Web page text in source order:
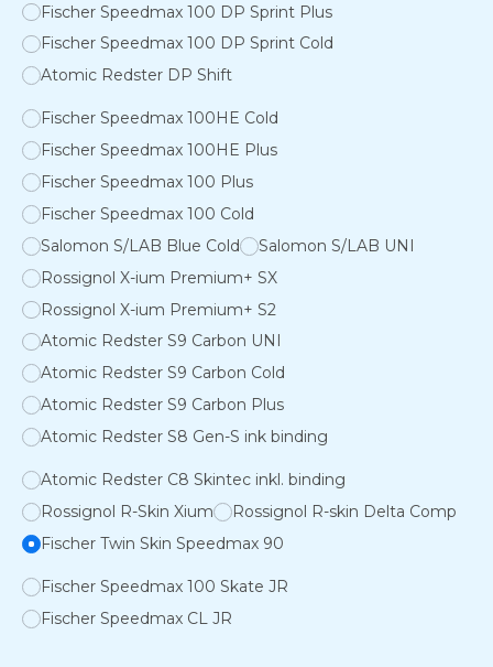
Fischer Speedmax 100 DP Sprint Plus
Fischer Speedmax 100 DP Sprint Cold
Atomic Redster DP Shift
Fischer Speedmax 100HE Cold
Fischer Speedmax 100HE Plus
Fischer Speedmax 100 Plus
Fischer Speedmax 100 Cold
Salomon S/LAB Blue Cold
Salomon S/LAB UNI
Rossignol X-ium Premium+ SX
Rossignol X-ium Premium+ S2
Atomic Redster S9 Carbon UNI
Atomic Redster S9 Carbon Cold
Atomic Redster S9 Carbon Plus
Atomic Redster S8 Gen-S ink binding
Atomic Redster C8 Skintec inkl. binding
Rossignol R-Skin Xium
Rossignol R-skin Delta Comp
Fischer Twin Skin Speedmax 90
Fischer Speedmax 100 Skate JR
Fischer Speedmax CL JR